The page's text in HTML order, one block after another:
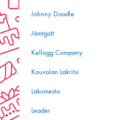
Johnny Doodle
Jämtgott
Kellogg Company
Kouvolan Lakritsi
Lakumesta
Leader